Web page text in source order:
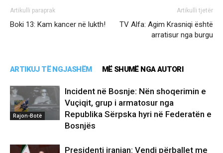
Artikulli paraprak
Boki 13: Kam kancer në lukth!
Artikulli tjetër
TV Alfa: Agim Krasniqi është
arratisur nga burgu
ARTIKUJ TË NGJASHËM MË SHUMË NGA AUTORI
Rajon-Botë
Incident në Bosnje: Nën shoqerimin e
Vuçiqit, grup i armatosur nga
Republika Sërpska hyri në Federatën e
Bosnjës
Presidenti iranian: Vendi përballet me